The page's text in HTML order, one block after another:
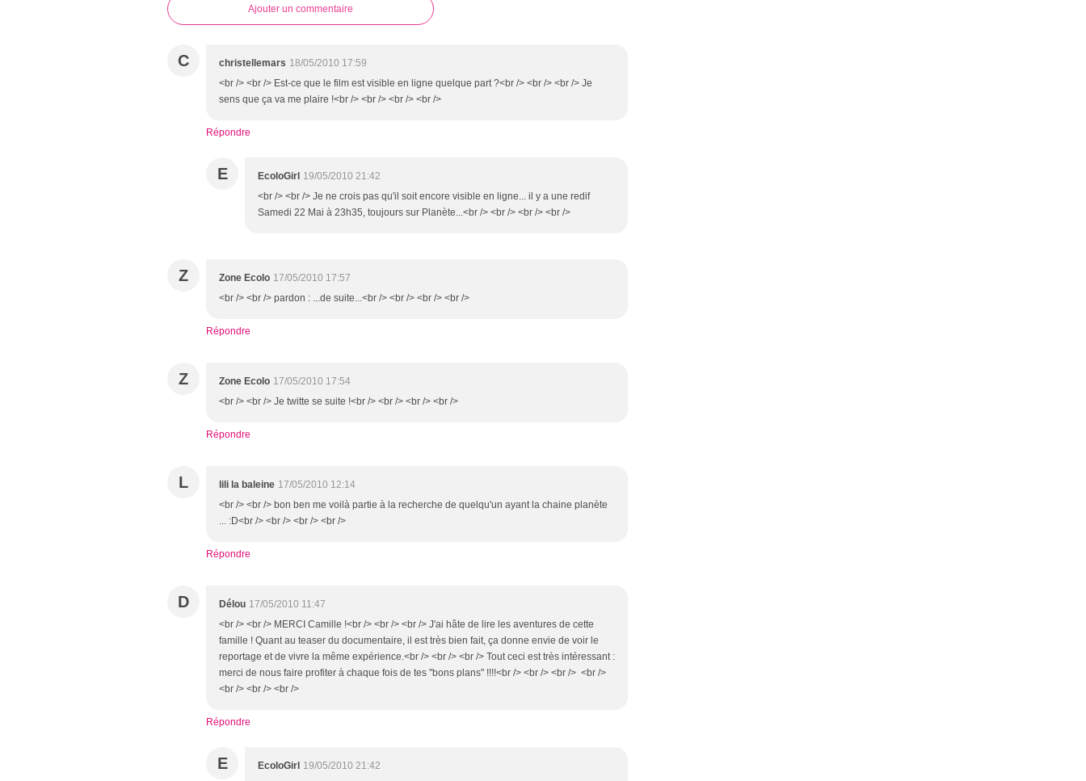
Ajouter un commentaire
C christellemars 18/05/2010 17:59
<br /> <br /> Est-ce que le film est visible en ligne quelque part ?<br /> <br /> <br /> Je
sens que ça va me plaire !<br /> <br /> <br /> <br />
Répondre
E EcoloGirl 19/05/2010 21:42
<br /> <br /> Je ne crois pas qu'il soit encore visible en ligne... il y a une redif
Samedi 22 Mai à 23h35, toujours sur Planète...<br /> <br /> <br /> <br />
Z Zone Ecolo 17/05/2010 17:57
<br /> <br /> pardon : ...de suite...<br /> <br /> <br /> <br />
Répondre
Z Zone Ecolo 17/05/2010 17:54
<br /> <br /> Je twitte se suite !<br /> <br /> <br /> <br />
Répondre
L lili la baleine 17/05/2010 12:14
<br /> <br /> bon ben me voilà partie à la recherche de quelqu'un ayant la chaine planète
... :D<br /> <br /> <br /> <br />
Répondre
D Délou 17/05/2010 11:47
<br /> <br /> MERCI Camille !<br /> <br /> <br /> J'ai hâte de lire les aventures de cette
famille ! Quant au teaser du documentaire, il est très bien fait, ça donne envie de voir le
reportage et de vivre la même expérience.<br /> <br /> <br /> Tout ceci est très intéressant :
merci de nous faire profiter à chaque fois de tes "bons plans" !!!!<br /> <br /> <br /> <br />
<br /> <br /> <br />
Répondre
E EcoloGirl 19/05/2010 21:42